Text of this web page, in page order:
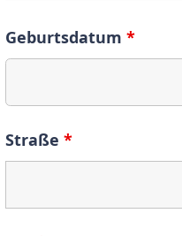
Geburtsdatum *
Straße *